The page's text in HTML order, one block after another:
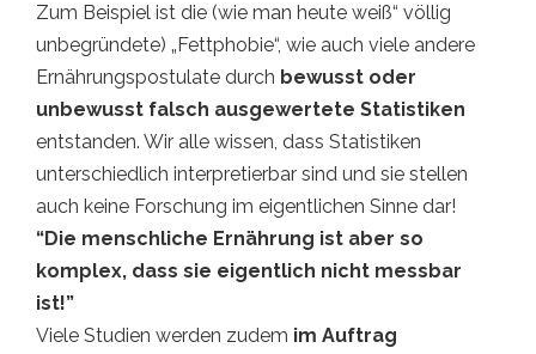
Zum Beispiel ist die (wie man heute weiß“ völlig
unbegründete) „Fettphobie“, wie auch viele andere
Ernährungspostulate durch bewusst oder
unbewusst falsch ausgewertete Statistiken
entstanden. Wir alle wissen, dass Statistiken
unterschiedlich interpretierbar sind und sie stellen
auch keine Forschung im eigentlichen Sinne dar!
“Die menschliche Ernährung ist aber so
komplex, dass sie eigentlich nicht messbar
ist!”
Viele Studien werden zudem im Auftrag